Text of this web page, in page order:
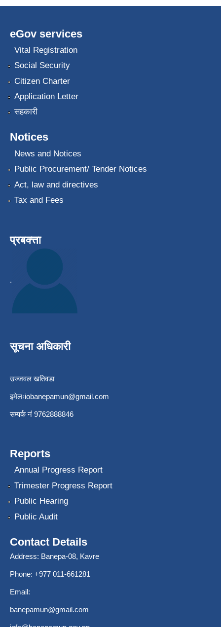
eGov services
Vital Registration
Social Security
Citizen Charter
Application Letter
सहकारी
Notices
News and Notices
Public Procurement/ Tender Notices
Act, law and directives
Tax and Fees
प्रबक्त्ता
.
सूचना अधिकारी
उज्जवल खतिवडा
इमेलःiobanepamun@gmail.com
सम्पर्क नंं 9762888846
Reports
Annual Progress Report
Trimester Progress Report
Public Hearing
Public Audit
Contact Details
Address: Banepa-08, Kavre
Phone: +977 011-661281
Email:
banepamun@gmail.com